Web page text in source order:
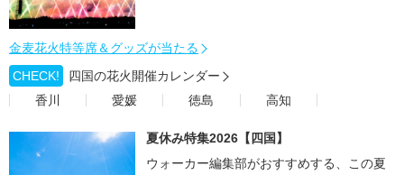
金麦花火特等席＆グッズが当たる
CHECK!
四国の花火開催カレンダー
香川
愛媛 徳島 高知
夏休み特集2026【四国】
ウォーカー編集部がおすすめする、この夏